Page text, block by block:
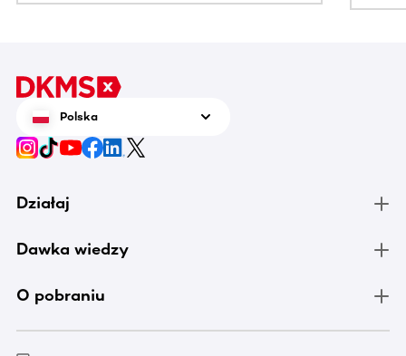
Polska
Działaj
Dawka wiedzy
O pobraniu